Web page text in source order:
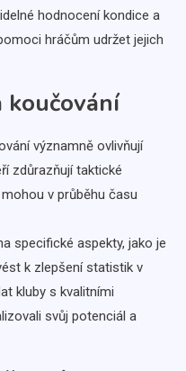
hodnocení kondice a
hráčům udržet jejich
koučování
významně ovlivňují
zdůrazňují taktické
v průběhu času
specifické aspekty, jako je
k zlepšení statistik v
kluby s kvalitními
svůj potenciál a